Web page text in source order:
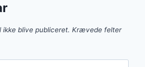
ikke blive publiceret. Krævede felter